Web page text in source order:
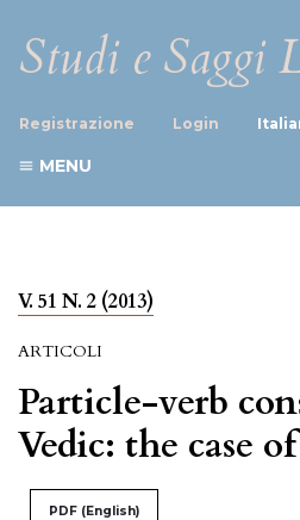
Studi e Saggi
Registrazione Login
MENU
V. 51 N. 2 (2013)
ARTICOLI
Particle-verb
Vedic: the case
PDF (English)